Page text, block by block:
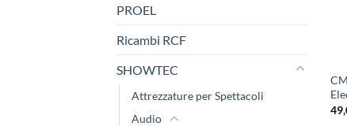
PROEL
Ricambi RCF
SHOWTEC
Attrezzature per Spettacoli
Audio